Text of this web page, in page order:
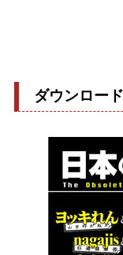
ダウンロー